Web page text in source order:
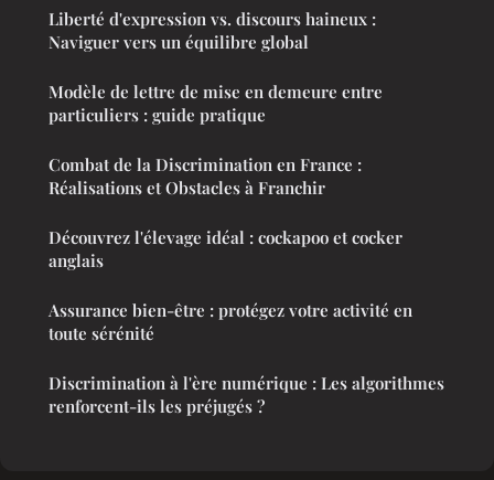
Liberté d'expression vs. discours haineux :
Naviguer vers un équilibre global
Modèle de lettre de mise en demeure entre
particuliers : guide pratique
Combat de la Discrimination en France :
Réalisations et Obstacles à Franchir
Découvrez l'élevage idéal : cockapoo et cocker
anglais
Assurance bien-être : protégez votre activité en
toute sérénité
Discrimination à l'ère numérique : Les algorithmes
renforcent-ils les préjugés ?